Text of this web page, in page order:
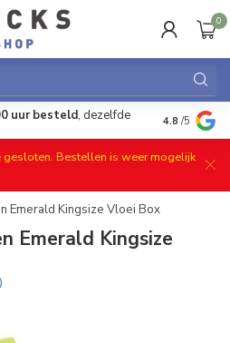
0
uur besteld, dezelfde Gratis
4.8 /5
Bestellen is weer mogelijk
Emerald Kingsize Vloei Box
Emerald Kingsize